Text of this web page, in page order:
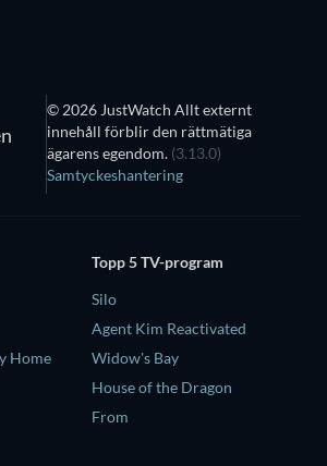
© 2026 JustWatch Allt externt
innehåll förblir den rättmätiga
ägarens egendom. (3.13.0)
Samtyckeshantering
Home
Topp 5 TV-program
Silo
Agent Kim Reactivated
Widow's Bay
House of the Dragon
From